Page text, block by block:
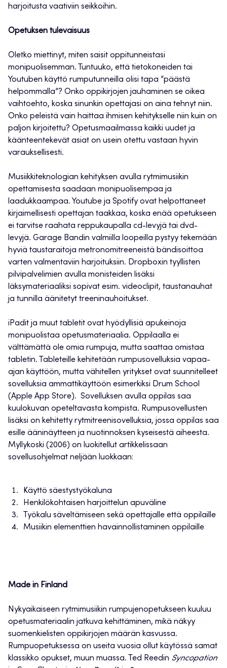
harjoitusta vaativiin seikkoihin.
Opetuksen tulevaisuus
Oletko miettinyt, miten saisit oppitunneistasi
monipuolisemman. Tuntuuko, että tietokoneiden tai
Youtuben käyttö rumputunneilla olisi tapa ”päästä
helpommalla”? Onko oppikirjojen jauhaminen se oikea
vaihtoehto, koska sinunkin opettajasi on aina tehnyt niin.
Onko peleistä vain haittaa ihmisen kehitykselle niin kuin on
paljon kirjoitettu? Opetusmaailmassa kaikki uudet ja
käänteentekevät asiat on usein otettu vastaan hyvin
varauksellisesti.
Musiikkiteknologian kehityksen avulla rytmimusiikin
opettamisesta saadaan monipuolisempaa ja
laadukkaampaa. Youtube ja Spotify ovat helpottaneet
kirjaimellisesti opettajan taakkaa, koska enää opetukseen
ei tarvitse raahata reppukaupalla cd-levyjä tai dvd-
levyjä. Garage Bandin valmiilla loopeilla pystyy tekemään
hyviä taustaraitoja metronomitreeneistä bändisoittoa
varten valmentaviin harjoituksiin. Dropboxin tyyllisten
pilvipalvelimien avulla monisteiden lisäksi
läksymateriaaliksi sopivat esim. videoclipit, taustanauhat
ja tunnilla äänitetyt treeninauhoitukset.
iPadit ja muut tabletit ovat hyödyllisiä apukeinoja
monipuolistaa opetusmateriaalia. Oppilaalla ei
välttämättä ole omia rumpuja, mutta saattaa omistaa
tabletin. Tableteille kehitetään rumpusovelluksia vapaa-
ajan käyttöön, mutta vähitellen yritykset ovat suunnitelleet
sovelluksia ammattikäyttöön esimerkiksi Drum School
(Apple App Store). Sovelluksen avulla oppilas saa
kuulokuvan opeteltavasta kompista. Rumpusovellusten
lisäksi on kehitetty rytmitreenisovelluksia, jossa oppilas saa
esille ääninäytteen ja nuotinnoksen kyseisestä aiheesta.
Myllykoski (2006) on luokitellut artikkelissaan
sovellusohjelmat neljään luokkaan:
Käyttö säestystyökaluna
Henkilökohtaisen harjoittelun apuväline
Työkalu säveltämiseen sekä opettajalle että oppilaille
Musiikin elementtien havainnollistaminen oppilaille
Made in Finland
Nykyaikaiseen rytmimusiikin rumpujenopetukseen kuuluu
opetusmateriaalin jatkuva kehittäminen, mikä näkyy
suomenkielisten oppikirjojen määrän kasvussa.
Rumpuopetuksessa on useita vuosia ollut käytössä samat
klassikko opukset, muun muassa. Ted Reedin Syncopation